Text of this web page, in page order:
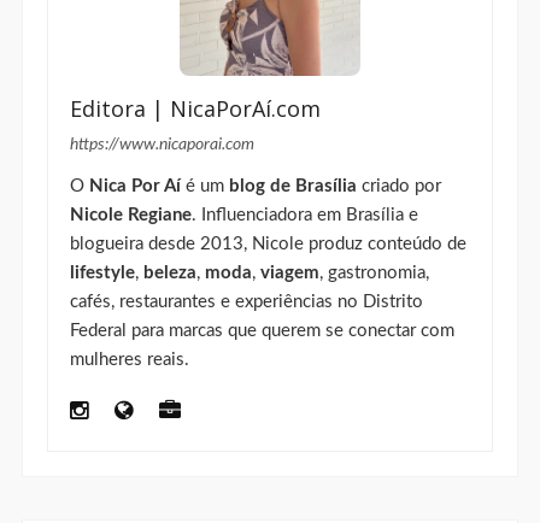
Editora | NicaPorAí.com
https://www.nicaporai.com
O Nica Por Aíé um blog de Brasília criado por
Nicole Regiane. Influenciadora em Brasília e
blogueira desde 2013, Nicole produz conteúdo de
lifestyle, beleza, moda, viagem, gastronomia,
cafés, restaurantes e experiências no Distrito
Federal para marcas que querem se conectar com
mulheres reais.